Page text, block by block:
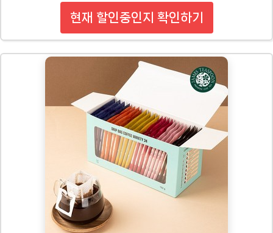
현재 할인중인지 확인하기